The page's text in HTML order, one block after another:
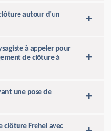
autour d’un
à appeler pour
de clôture à
une pose de
clôture Frehel avec